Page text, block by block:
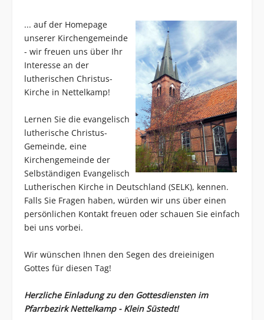
... auf der Homepage
unserer Kirchengemeinde
- wir freuen uns über Ihr
Interesse an der
lutherischen Christus-
Kirche in Nettelkamp!
Lernen Sie die evangelisch
lutherische Christus-
Gemeinde, eine
Kirchengemeinde der
Selbständigen Evangelisch
Lutherischen Kirche in Deutschland (SELK), kennen.
Falls Sie Fragen haben, würden wir uns über einen
persönlichen Kontakt freuen oder schauen Sie einfach
bei uns vorbei.
Wir wünschen Ihnen den Segen des dreieinigen
Gottes für diesen Tag!
Herzliche Einladung zu den Gottesdiensten im
Pfarrbezirk Nettelkamp - Klein Süstedt!